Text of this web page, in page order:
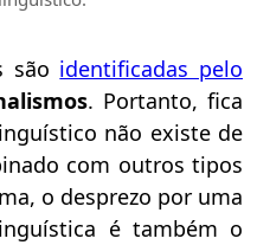
são identificadas pelo
. Portanto, fica
não existe de
com outros tipos
o desprezo por uma
é também o